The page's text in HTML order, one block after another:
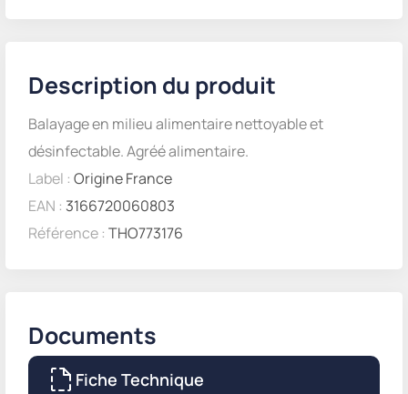
Description du produit
Balayage en milieu alimentaire nettoyable et
désinfectable. Agréé alimentaire.
Label : Origine France
EAN : 3166720060803
Référence : THO773176
Documents
Fiche Technique